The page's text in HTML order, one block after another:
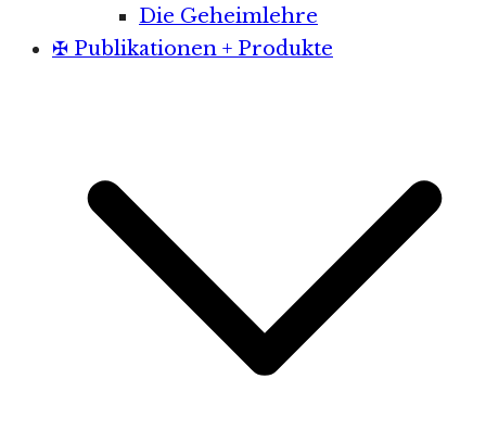
Die Geheimlehre
✠ Publikationen + Produkte